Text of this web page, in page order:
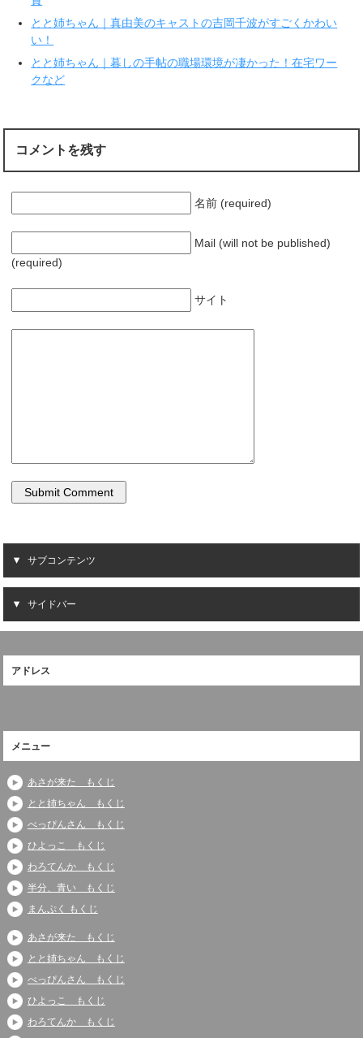
ま
す
)
い
ウ
ド
ウ
)
とと姉ちゃん｜真由美のキャストの吉岡千波がすごくかわい
い！
とと姉ちゃん｜暮しの手帖の職場環境が凄かった！在宅ワー
クなど
コメントを残す
名前 (required)
Mail (will not be published)
(required)
サイト
サブコンテンツ
サイドバー
アドレス
メニュー
あさが来た もくじ
とと姉ちゃん もくじ
べっぴんさん もくじ
ひよっこ もくじ
わろてんか もくじ
半分、青い もくじ
まんぷく もくじ
あさが来た もくじ
とと姉ちゃん もくじ
べっぴんさん もくじ
ひよっこ もくじ
わろてんか もくじ